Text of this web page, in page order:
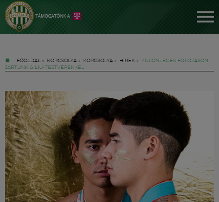
FŐOLDAL » KORCSOLYA » KORCSOLYA » HÍREK »
KÜLÖNLEGES FOTÓZÁSON
JÁRTUNK A LIU-TESTVÉREKKEL
Jegyek
FM YouTube +
Hírek